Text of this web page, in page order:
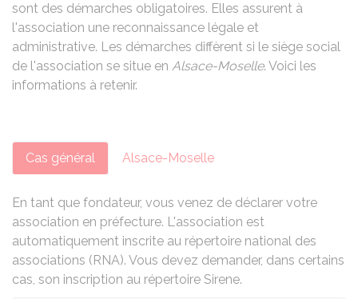
sont des démarches obligatoires. Elles assurent à
l'association une reconnaissance légale et
administrative. Les démarches diffèrent si le siège social
de l'association se situe en Alsace-Moselle. Voici les
informations à retenir.
Cas général Alsace-Moselle
En tant que fondateur, vous venez de déclarer votre
association en préfecture. L'association est
automatiquement inscrite au répertoire national des
associations (RNA). Vous devez demander, dans certains
cas, son inscription au répertoire Sirene.